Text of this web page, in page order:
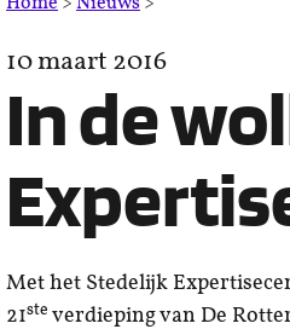
wolken
het
10 maart 2016
In de
Met het Stedelijk
21ste verdieping van De